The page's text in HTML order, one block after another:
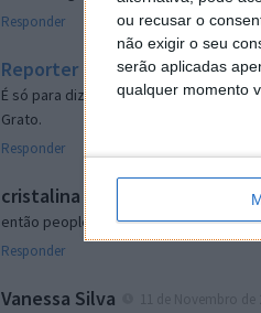
ou recusar o
não exigir o seu
serão aplicadas
qualquer momento
Responder
Reporter 7 de Novembro de 2005 às
É só para dizer que ainda não me
Grato.
Responder
cristalina 11 de Novembro de 2005
então people
Responder
Vanessa Silva